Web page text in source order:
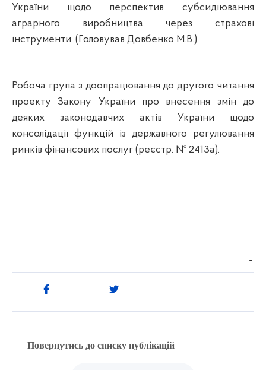
України щодо перспектив субсидіювання
аграрного виробництва через страхові
інструменти. (Головував Довбенко М.В.)
Робоча група з доопрацювання до другого читання
проекту Закону України про внесення змін до
деяких законодавчих актів України щодо
консолідації функцій із державного регулювання
ринків фінансових послуг (реєстр. № 2413а).
Поділитись
Повернутись до списку публікацій